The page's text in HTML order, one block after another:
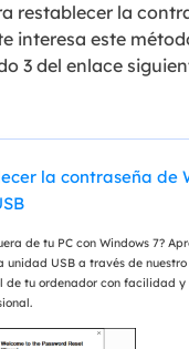
restablecer la
interesa este
3 del enlace
la contraseña de
de tu PC con Windows 7?
unidad USB a través de
de tu ordenador con facilidad